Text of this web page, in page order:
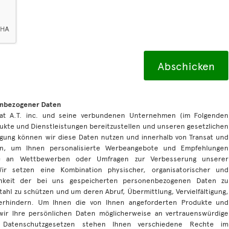
Daten
A.T. inc. und seine verbundenen Unternehmen (im Folgenden
und Dienstleistungen bereitzustellen und unseren gesetzlichen
können wir diese Daten nutzen und innerhalb von Transat und
um Ihnen personalisierte Werbeangebote und Empfehlungen
Wettbewerben oder Umfragen zur Verbesserung unserer
setzen eine Kombination physischer, organisatorischer und
der bei uns gespeicherten personenbezogenen Daten zu
zu schützen und um deren Abruf, Übermittlung, Vervielfältigung,
Um Ihnen die von Ihnen angeforderten Produkte und
Ihre persönlichen Daten möglicherweise an vertrauenswürdige
stehen Ihnen verschiedene Rechte im